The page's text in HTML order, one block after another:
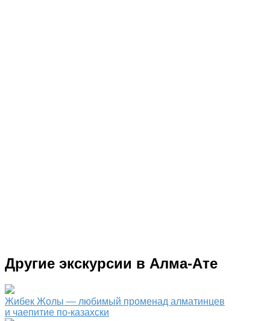
Другие экскурсии в Алма-Ате
Жибек Жолы — любимый променад алматинцев
и чаепитие по-казахски